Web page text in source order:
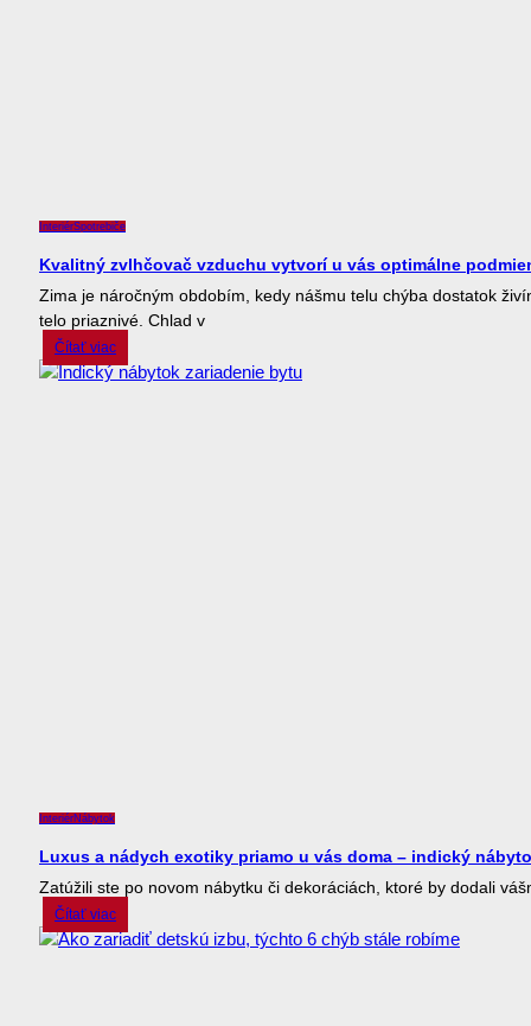
InteriérSpotrebiče
Kvalitný zvlhčovač vzduchu vytvorí u vás optimálne
Zima je náročným obdobím, kedy nášmu telu chýba dostatok
telo priaznivé. Chlad v
Čítať viac
InteriérNábytok
Luxus a nádych exotiky priamo u vás doma – indický
Zatúžili ste po novom nábytku či dekoráciách, ktoré by dodali
Čítať viac